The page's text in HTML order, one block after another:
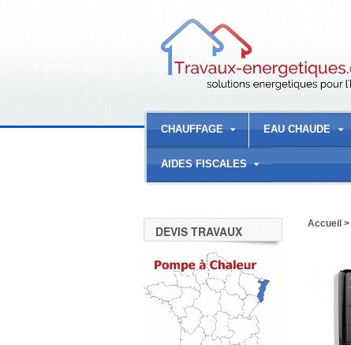
CHAUFFAGE EAU CHAUDE
AIDES FISCALES
Accueil >
DEVIS TRAVAUX